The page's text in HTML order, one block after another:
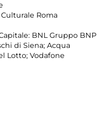
Roma
BNL Gruppo BNP
di Siena; Acqua
Lotto; Vodafone